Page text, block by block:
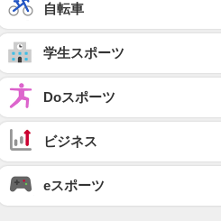
自転車
学生スポーツ
Doスポーツ
ビジネス
eスポーツ